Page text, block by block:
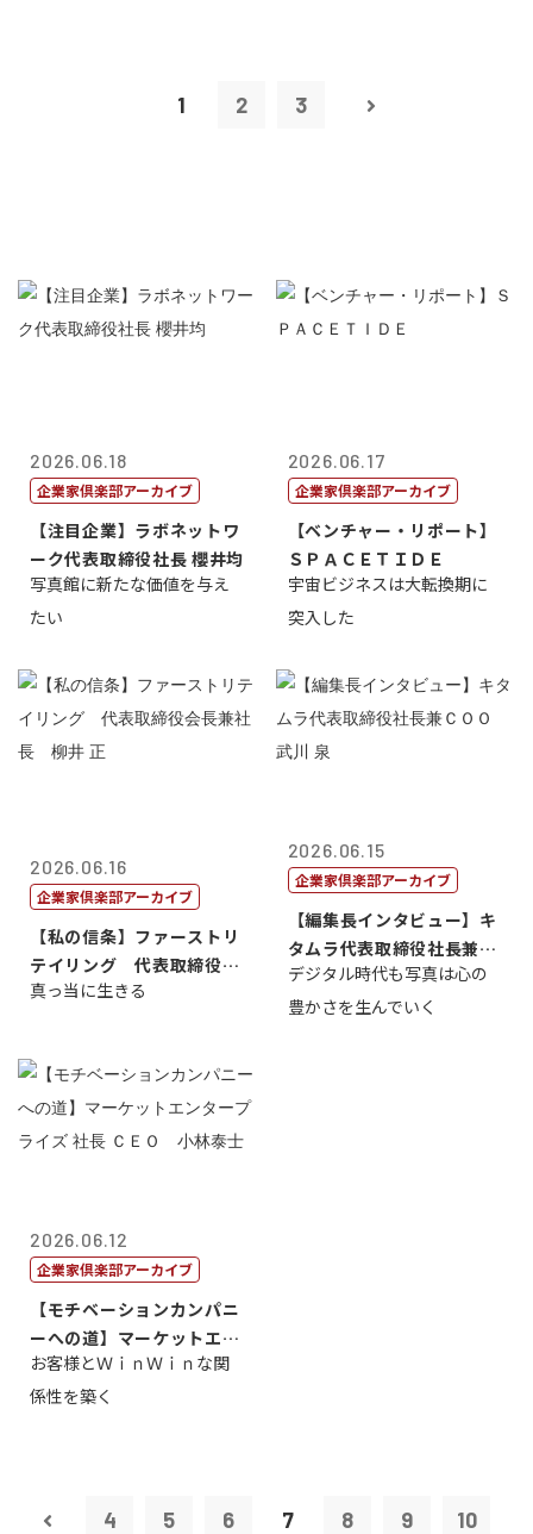
1 2 3
2026.06.18
企業家倶楽部アーカイブ
【注目企業】ラボネットワ
ーク代表取締役社長 櫻井均
写真館に新たな価値を与え
たい
2026.06.17
企業家倶楽部アーカイブ
【ベンチャー・リポート】
ＳＰＡＣＥＴＩＤＥ
宇宙ビジネスは大転換期に
突入した
2026.06.16
企業家倶楽部アーカイブ
【私の信条】ファーストリ
テイリング 代表取締役会
長兼社長 柳...
真っ当に生きる
2026.06.15
企業家倶楽部アーカイブ
【編集長インタビュー】キ
タムラ代表取締役社長兼Ｃ
ＯＯ 武川 ...
デジタル時代も写真は心の
豊かさを生んでいく
2026.06.12
企業家倶楽部アーカイブ
【モチベーションカンパニ
ーへの道】マーケットエン
タープライズ...
お客様とＷｉｎＷｉｎな関
係性を築く
4 5 6 7 8 9 10